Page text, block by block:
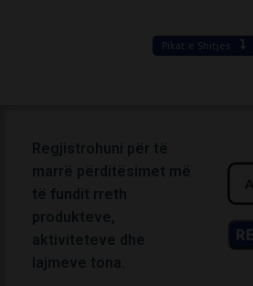
Pikat e Shitjes